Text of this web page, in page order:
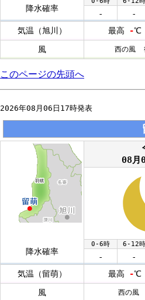
降水確率
- -
気温（旭川）
最高 -℃
風
西の風
このページの先頭へ
2026年08月06日17時発表
08月
降水確率
0-6時 6-12時
- -
気温（留萌）
最高 -℃
風
西の